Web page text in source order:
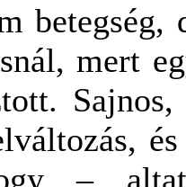
mert
–